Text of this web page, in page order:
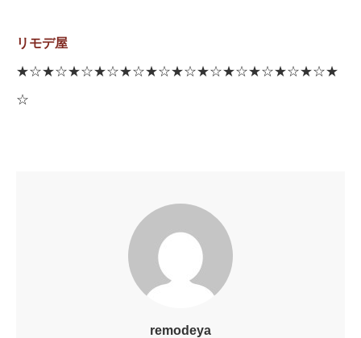
リモデ屋
★☆★☆★☆★☆★☆★☆★☆★☆★☆★☆★☆★☆★
☆
remodeya